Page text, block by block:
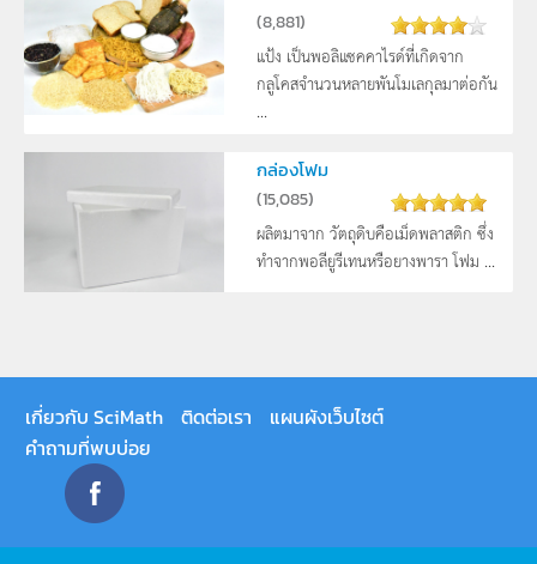
(8,881)
แป้ง เป็นพอลิแซคคาไรด์ที่เกิดจาก
กลูโคสจำนวนหลายพันโมเลกุลมาต่อกัน
...
กล่องโฟม
(15,085)
ผลิตมาจาก วัตถุดิบคือเม็ดพลาสติก ซึ่ง
ทำจากพอลียูรีเทนหรือยางพารา โฟม ...
เกี่ยวกับ SciMath ติดต่อเรา
แผนผังเว็บไซต์
คำถามที่พบบ่อย